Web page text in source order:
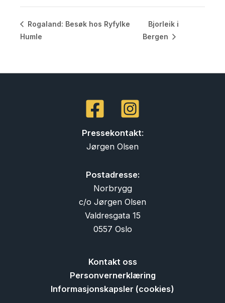
Rogaland: Besøk hos Ryfylke
Humle
Bjorleik i
Bergen
Pressekontakt:
Jørgen Olsen
Postadresse:
Norbrygg
c/o Jørgen Olsen
Valdresgata 15
0557 Oslo
Kontakt oss
Personvernerklæring
Informasjonskapsler (cookies)